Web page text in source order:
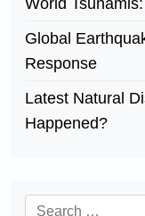
World
Global
Response
Latest Natural
Happened?
Search